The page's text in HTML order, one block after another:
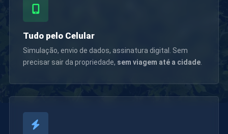
Tudo pelo Celular
Simulação, envio de dados, assinatura digital. Sem
precisar sair da propriedade, sem viagem até a cidade